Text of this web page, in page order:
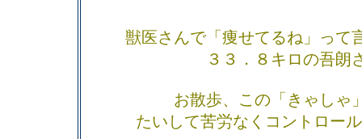
獣医さんで「痩せてるね」って
３３．８キロの吾朗
お散歩、この「きゃしゃ
たいして苦労なくコントロー